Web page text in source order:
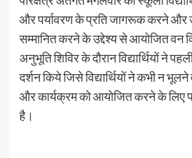
और पर्यावरण के प्रति जागरूक करने और
सम्मानित करने के उद्देश्य से आयोजित वन
अनुभूति शिविर के दौरान विद्यार्थियों ने
दर्शन किये जिसे विद्यार्थियों ने कभी न
और कार्यक्रम को आयोजित करने के लिए
है।